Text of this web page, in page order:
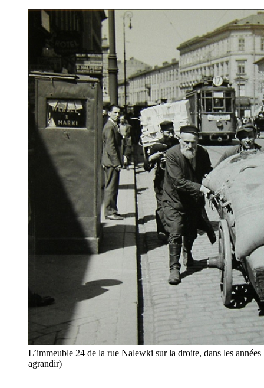
L’immeuble 24 de la rue Nalewki sur la droite, dans les
agrandir)